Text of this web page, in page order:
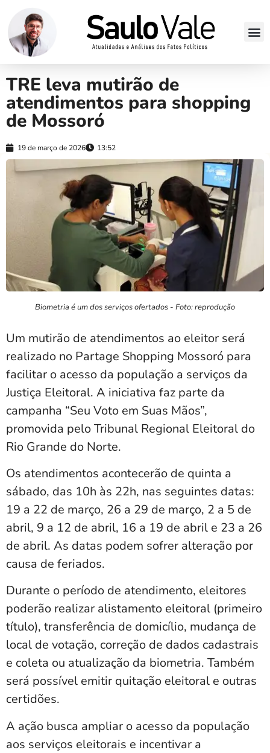
TRE leva mutirão de
atendimentos para shopping
de Mossoró
19 de março de 2026 13:52
Biometria é um dos serviços ofertados - Foto: reprodução
Um mutirão de atendimentos ao eleitor será
realizado no Partage Shopping Mossoró para
facilitar o acesso da população a serviços da
Justiça Eleitoral. A iniciativa faz parte da
campanha “Seu Voto em Suas Mãos”,
promovida pelo Tribunal Regional Eleitoral do
Rio Grande do Norte.
Os atendimentos acontecerão de quinta a
sábado, das 10h às 22h, nas seguintes datas:
19 a 22 de março, 26 a 29 de março, 2 a 5 de
abril, 9 a 12 de abril, 16 a 19 de abril e 23 a 26
de abril. As datas podem sofrer alteração por
causa de feriados.
Durante o período de atendimento, eleitores
poderão realizar alistamento eleitoral (primeiro
título), transferência de domicílio, mudança de
local de votação, correção de dados cadastrais
e coleta ou atualização da biometria. Também
será possível emitir quitação eleitoral e outras
certidões.
A ação busca ampliar o acesso da população
aos serviços eleitorais e incentivar a